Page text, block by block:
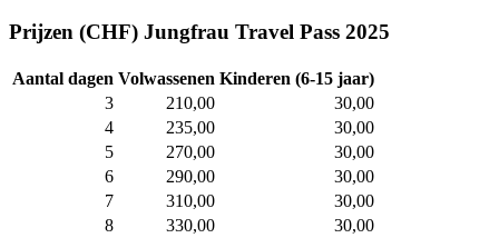
Prijzen (CHF) Jungfrau Travel Pass 2025
Aantal dagen Volwassenen Kinderen (6-15 jaar)
3
210,00
30,00
4
235,00
30,00
5
270,00
30,00
6
290,00
30,00
7
310,00
30,00
8
330,00 30,00